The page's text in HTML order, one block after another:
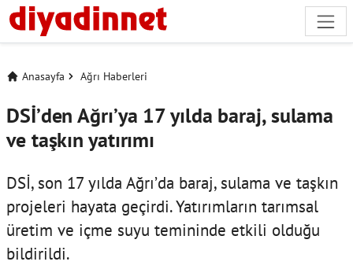
Anasayfa Ağrı Haberleri
DSİ’den Ağrı’ya 17 yılda baraj, sulama
ve taşkın yatırımı
DSİ, son 17 yılda Ağrı’da baraj, sulama ve taşkın
projeleri hayata geçirdi. Yatırımların tarımsal
üretim ve içme suyu temininde etkili olduğu
bildirildi.